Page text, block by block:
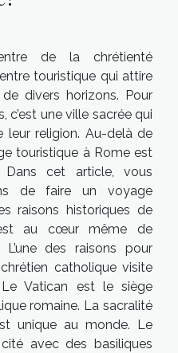
de la chrétienté
touristique qui attire
divers horizons. Pour
c’est une ville sacrée qui
religion. Au-delà de
touristique à Rome est
Dans cet article, vous
de faire un voyage
raisons historiques de
au cœur même de
L’une des raisons pour
catholique visite
Vatican est le siège
romaine. La sacralité
unique au monde. Le
avec des basiliques